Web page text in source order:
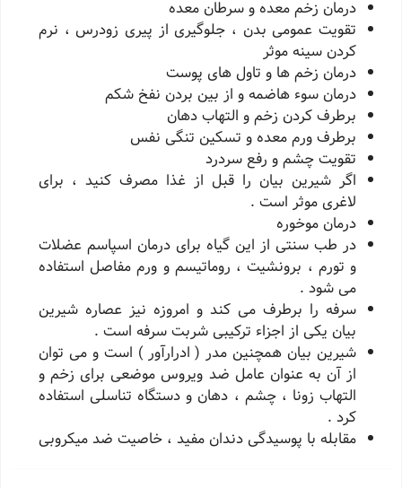
درمان زخم معده و سرطان معده
تقویت عمومی بدن ، جلوگیری از پیری زودرس ، نرم
کردن سینه موثر
درمان زخم ها و تاول های پوست
درمان سوء هاضمه و از بین بردن نفخ شکم
برطرف کردن زخم و التهاب دهان
برطرف ورم معده و تسکین تنگی نفس
تقویت چشم و رفع سردرد
اگر شیرین بیان را قبل از غذا مصرف کنید ، برای
لاغری موثر است .
درمان موخوره
در طب سنتی از این گیاه برای درمان اسپاسم عضلات
و تورم ، برونشیت ، روماتیسم و ورم مفاصل استفاده
می شود .
سرفه را برطرف می کند و امروزه نیز عصاره شیرین
بیان یکی از اجزاء ترکیبی شربت سرفه است .
شیرین بیان همچنین مدر ( ادرارآور ) است و می توان
از آن به عنوان عامل ضد ویروس موضعی برای زخم و
التهاب زونا ، چشم ، دهان و دستگاه تناسلی استفاده
کرد .
مقابله با پوسیدگی دندان مفید ، خاصیت ضد میکروبی